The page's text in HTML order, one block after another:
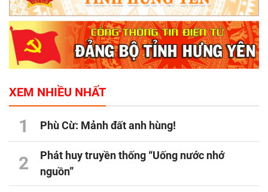
XEM NHIỀU NHẤT
1 Phù Cừ: Mảnh đất anh hùng!
2
Phát huy truyền thống “Uống nước nhớ
nguồn”